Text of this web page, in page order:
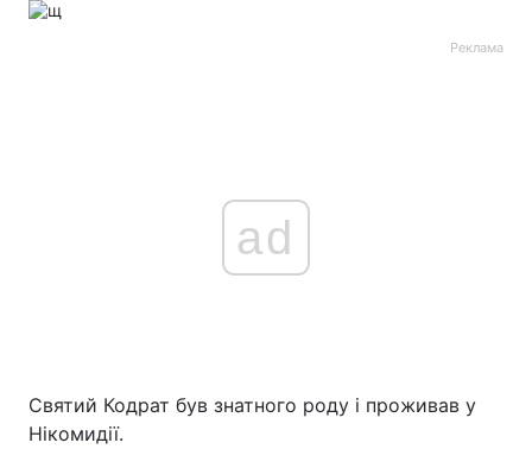
Реклама
ad
Святий Кодрат був знатного роду і проживав у
Нікомидії.